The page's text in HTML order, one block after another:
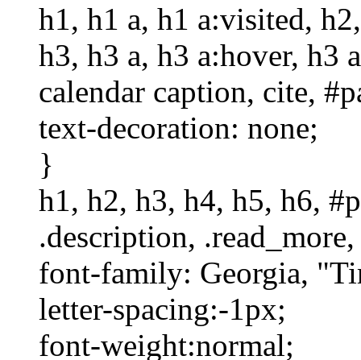
h1, h1 a, h1 a:visited,
h3, h3 a, h3 a:hover, h3
calendar caption, cite,
text-decoration: none;
}
h1, h2, h3, h4, h5, h6,
.description,
font-family: Georgia,
letter-spacing:-1px;
font-weight:normal;